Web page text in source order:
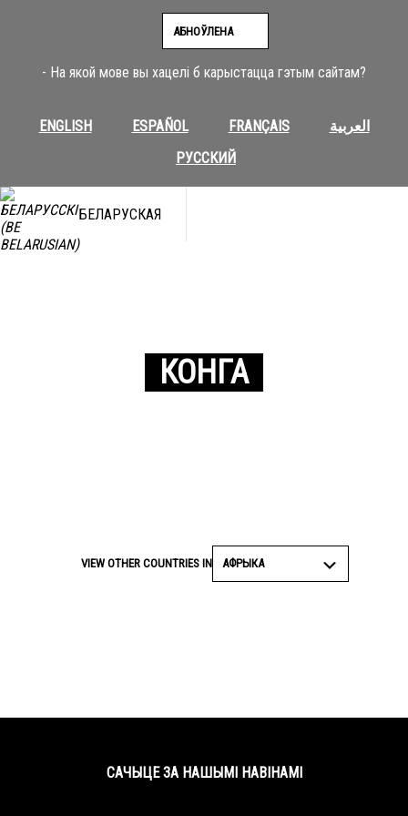
- На якой мове вы хацелі б карыстацца гэтым сайтам?
ENGLISH ESPAÑOL FRANÇAIS
العربية
РУССКИЙ
АБНОЎЛЕНА
БЕЛАРУСКАЯ
КОНГА
VIEW OTHER COUNTRIES IN АФРЫКА
САЧЫЦЕ ЗА НАШЫМІ НАВІНАМІ